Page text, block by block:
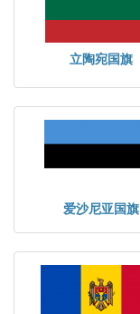
立陶宛国旗
爱沙尼亚国旗